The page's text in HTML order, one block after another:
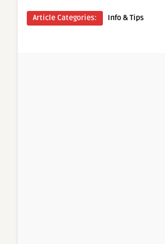
Article Categories: Info & Tips